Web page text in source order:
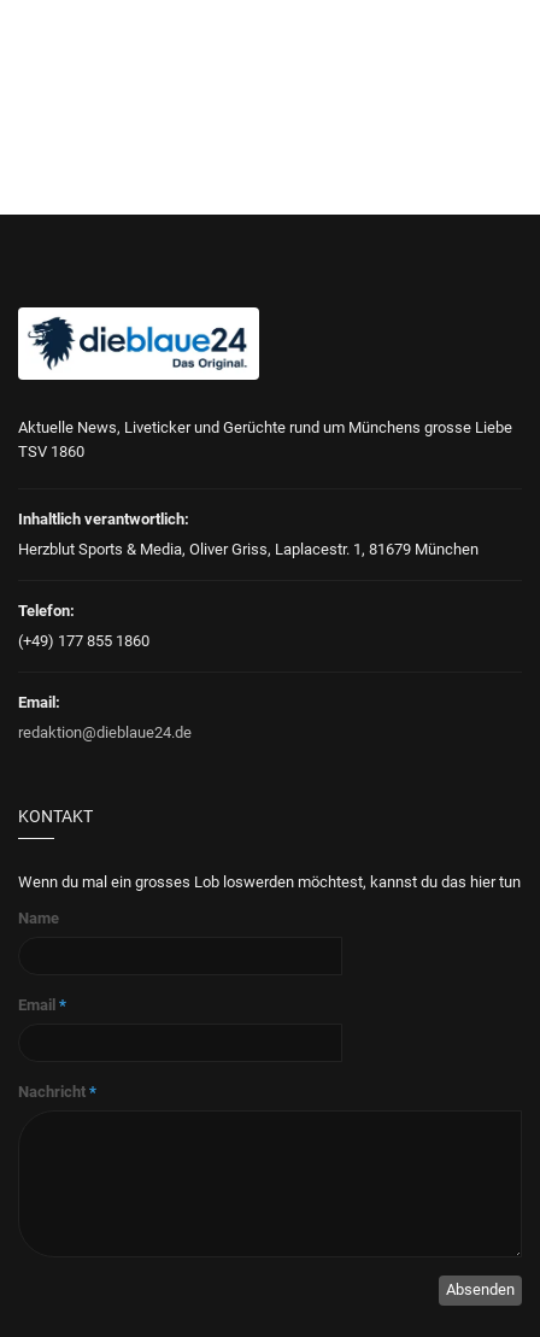
Aktuelle News, Liveticker und Gerüchte rund um Münchens grosse Liebe
TSV 1860
Inhaltlich verantwortlich:
Herzblut Sports & Media, Oliver Griss, Laplacestr. 1, 81679 München
Telefon:
(+49) 177 855 1860
Email:
redaktion@dieblaue24.de
KONTAKT
Wenn du mal ein grosses Lob loswerden möchtest, kannst du das hier tun
Name
Email *
Nachricht *
Absenden